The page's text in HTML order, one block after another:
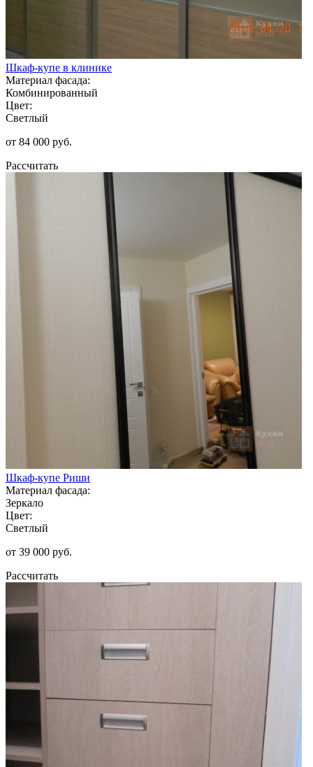
Шкаф-купе в клинике
Материал фасада:
Комбинированный
Цвет:
Светлый
от 84 000 руб.
Рассчитать
Шкаф-купе Риши
Материал фасада:
Зеркало
Цвет:
Светлый
от 39 000 руб.
Рассчитать